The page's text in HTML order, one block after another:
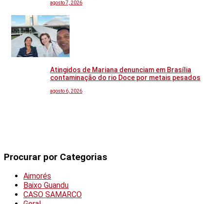
agosto 7, 2026
Atingidos de Mariana denunciam em Brasília
contaminação do rio Doce por metais pesados
agosto 6, 2026
Procurar por Categorias
Aimorés
Baixo Guandu
CASO SAMARCO